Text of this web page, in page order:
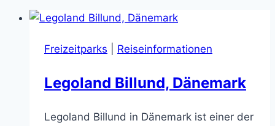
Freizeitparks Reiseinformationen
Legoland Billund, Dänemark
Legoland Billund in Dänemark ist einer der